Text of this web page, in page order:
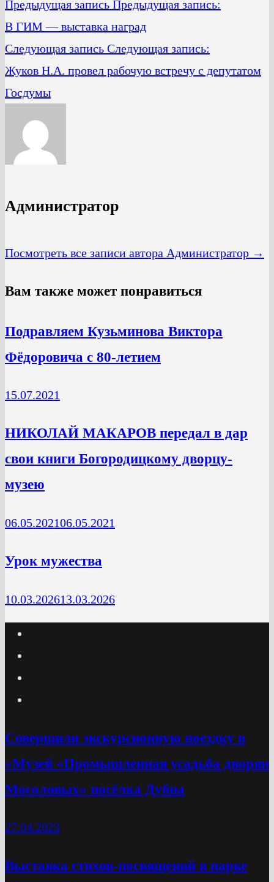
Предыдущая запись Предыдущая запись:
В ГИМ — выставка наград
Следующая запись Следующая запись:
Жуков Н.А. провел рабочую встречу с депутатом
Госдумы
Администратор
Посмотреть все записи автора Администратор →
Вам также может понравиться
Подравляем Кузьминова Виктора
Фёдоровича с 80-летием
15.07.2021
НИКОЛАЙ МАКАРОВ передал в дар
свои книги Богородицкому дворцу-
музею
06.05.202106.05.2021
Урок мужества
10.03.202613.03.2026
Cовершили экскурсионную поездку в
«Музей «Промышленная усадьба дворян
Мосоловых» посёлка Дубна
27.04.2023
Выставка стихов-посвящений в парке